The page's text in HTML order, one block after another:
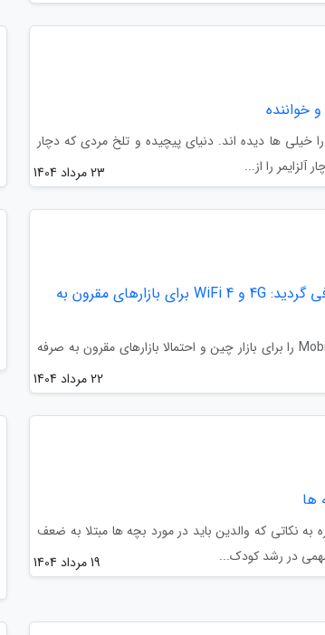
خواننده
خیلی ها دیده اند. دنیای پیچیده و تلخ مردی که دچار
را از...
23 مرداد 1404
مودم هواوی Mobile Router 5 معرفی گردید: 4G و WiFi 4 برای بازارهای مقرون به
هواوی مودم روتر سیمکارتی Mobile Router 5 را برای بازار چین و احتمالا بازارهای مقرون به صرفه
22 مرداد 1404
ها
به نکاتی که والدین باید در مورد بچه ها مبتلا به ضعف
در رشد کودک...
19 مرداد 1404